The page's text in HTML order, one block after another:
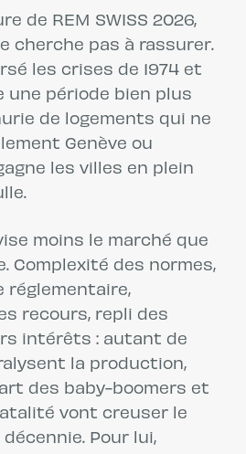
de REM SWISS 2026,
cherche pas à rassurer.
les crises de 1974 et
une période bien plus
de logements qui ne
Genève ou
les villes en plein
moins le marché que
Complexité des normes,
réglementaire,
recours, repli des
intérêts : autant de
la production,
des baby-boomers et
vont creuser le
Pour lui,